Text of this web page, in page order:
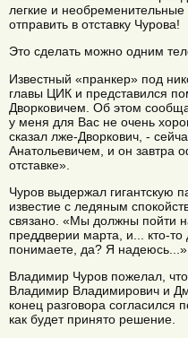
легкие и
отправить в отставку Чурова!
Это сделать можно одним
Известный «пранкер» под
главы ЦИК и представился
Дворковичем. Об этом
у меня для Вас не очень
сказал лже-Дворкович, -
Анатольевичем, и он завтра
отставке».
Чуров выдержал гигантскую
известие с ледяным
связано. «Мы должны пойти
преддверии марта, и... кто-
понимаете, да? Я
Владимир Чуров пожелал,
Владимир Владимирович и
конец разговора согласился
как будет принято решение.